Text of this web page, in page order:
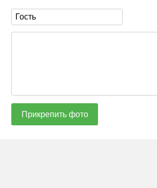
Прикрепить фото